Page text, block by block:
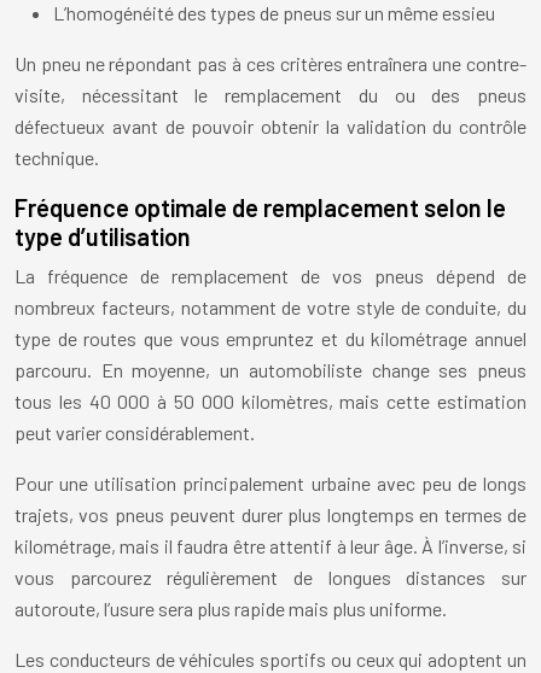
L’homogénéité des types de pneus sur un même essieu
Un pneu ne répondant pas à ces critères entraînera une contre-
visite, nécessitant le remplacement du ou des pneus
défectueux avant de pouvoir obtenir la validation du contrôle
technique.
Fréquence optimale de remplacement selon le
type d’utilisation
La fréquence de remplacement de vos pneus dépend de
nombreux facteurs, notamment de votre style de conduite, du
type de routes que vous empruntez et du kilométrage annuel
parcouru. En moyenne, un automobiliste change ses pneus
tous les 40 000 à 50 000 kilomètres, mais cette estimation
peut varier considérablement.
Pour une utilisation principalement urbaine avec peu de longs
trajets, vos pneus peuvent durer plus longtemps en termes de
kilométrage, mais il faudra être attentif à leur âge. À l’inverse, si
vous parcourez régulièrement de longues distances sur
autoroute, l’usure sera plus rapide mais plus uniforme.
Les conducteurs de véhicules sportifs ou ceux qui adoptent un